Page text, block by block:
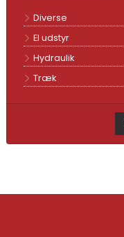
Diverse
El udstyr
Hydraulik
Træk